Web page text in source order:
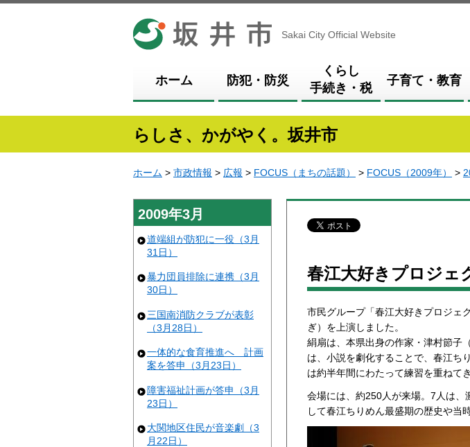
坂井市
Sakai City Official Website
ホーム 防犯・防災
くらし
手続き・税
子育て・教育
らしさ、かがやく。坂井市
ホーム > 市政情報 > 広報 > FOCUS（まちの話題） > FOCUS（2009年） >
2009年3月
道端組が防犯に一役（3月
31日）
暴力団員排除に連携（3月
30日）
三国南消防クラブが表彰
（3月28日）
一体的な食育推進へ 計画
案を答申（3月23日）
障害福祉計画が答申（3月
23日）
大関地区住民が音楽劇（3
月22日）
春江大好きプロジェ
市民グループ「春江大好きプロジェ
ぎ）を上演しました。
絹扇は、本県出身の作家・津村節
は、小説を劇化することで、春江ち
は約半年間にわたって練習を重ねて
会場には、約250人が来場。7人は、
して春江ちりめん最盛期の歴史や当